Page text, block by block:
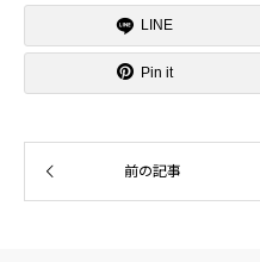
LINE
 Pin it
前の記事